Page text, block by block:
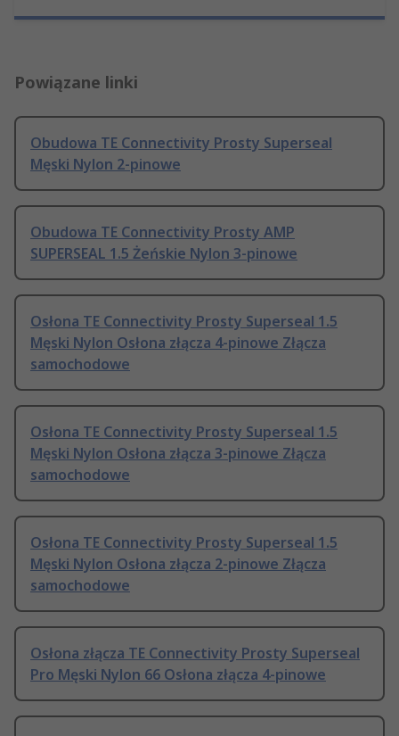
Powiązane linki
Obudowa TE Connectivity Prosty Superseal
Męski Nylon 2-pinowe
Obudowa TE Connectivity Prosty AMP
SUPERSEAL 1.5 Żeńskie Nylon 3-pinowe
Osłona TE Connectivity Prosty Superseal 1.5
Męski Nylon Osłona złącza 4-pinowe Złącza
samochodowe
Osłona TE Connectivity Prosty Superseal 1.5
Męski Nylon Osłona złącza 3-pinowe Złącza
samochodowe
Osłona TE Connectivity Prosty Superseal 1.5
Męski Nylon Osłona złącza 2-pinowe Złącza
samochodowe
Osłona złącza TE Connectivity Prosty Superseal
Pro Męski Nylon 66 Osłona złącza 4-pinowe